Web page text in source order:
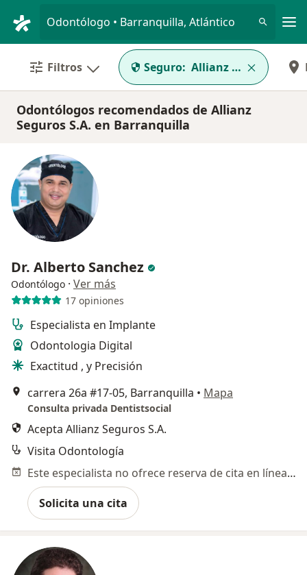
Odontólogo • Barranquilla, Atlántico
Filtros Seguro: Allianz Seguros S.A.
Odontólogos recomendados de Allianz
Seguros S.A. en Barranquilla
Dr. Alberto Sanchez
Odontólogo · Ver más
17 opiniones
Especialista en Implante
Odontologia Digital
Exactitud , y Precisión
carrera 26a #17-05, Barranquilla • Mapa
Consulta privada Dentistsocial
Acepta Allianz Seguros S.A.
Visita Odontología
Este especialista no ofrece reserva de cita en línea en esta dirección.
Solicita una cita